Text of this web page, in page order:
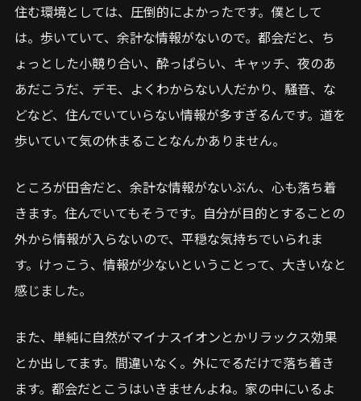
住む環境としては、圧倒的によかったです。僕として
は。歩いていて、余計な情報がないので。都会だと、ち
ょっとした小競り合い、酔っぱらい、キャッチ、夜のあ
あだこうだ、デモ、よくわからない人だかり、騒音、な
どなど、住んでいていらない情報が多すぎるんです。道を
歩いていて気の休まることなんかありません。
ところが田舎だと、余計な情報がないぶん、心も落ち着
きます。住んでいてもそうです。自分が目的とすることの
外から情報が入らないので、平穏な気持ちでいられま
す。けっこう、情報が少ないということって、大きいなと
感じました。
また、単純に自然がマイナスイオンとかリラックス効果
とか出してます。間違いなく。外にでるだけで落ち着き
ます。都会だとこうはいきませんよね。家の中にいるよ